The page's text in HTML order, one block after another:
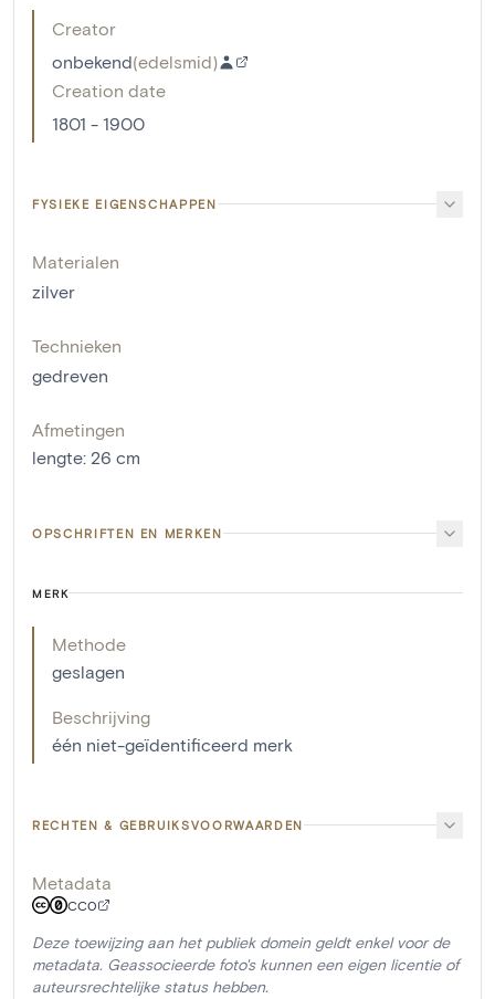
Creator
onbekend(edelsmid)
Creation date
1801 - 1900
FYSIEKE EIGENSCHAPPEN
Materialen
zilver
Technieken
gedreven
Afmetingen
lengte: 26 cm
OPSCHRIFTEN EN MERKEN
MERK
Methode
geslagen
Beschrijving
één niet-geïdentificeerd merk
RECHTEN & GEBRUIKSVOORWAARDEN
Metadata
CC0
Deze toewijzing aan het publiek domein geldt enkel voor de
metadata. Geassocieerde foto's kunnen een eigen licentie of
auteursrechtelijke status hebben.